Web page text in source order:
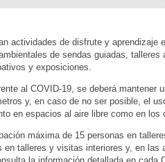
actividades de disfrute y aprendizaje
de sendas guiadas, talleres
y exposiciones.
al COVID-19, se deberá mantener
y, en caso de no ser posible, el
en espacios al aire libre como en los
máxima de 15 personas en
talleres y visitas interiores y, en las